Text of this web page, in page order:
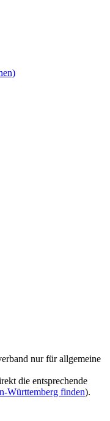
nur für allgemeine
die entsprechende
Württemberg finden).